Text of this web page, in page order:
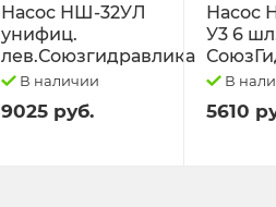
Насос НШ-32УЛ
унифиц.
лев.Союзгидравлика
В наличии
9025 руб.
Насос
У3 6
В
5610